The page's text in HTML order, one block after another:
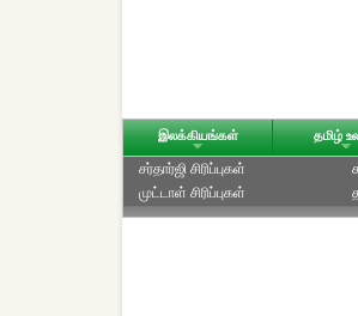
இலக்கியங்கள் தமிழ்
சர்தார்ஜி சிரிப்புகள்
முட்டாள் சிரிப்புகள்